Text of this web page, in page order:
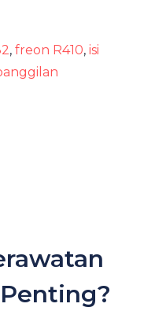
, freon R410, isi